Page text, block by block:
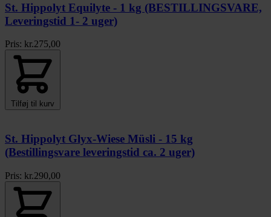
St. Hippolyt Equilyte - 1 kg (BESTILLINGSVARE,
Leveringstid 1- 2 uger)
Pris: kr.275,00
Tilføj til kurv
St. Hippolyt Glyx-Wiese Müsli - 15 kg
(Bestillingsvare leveringstid ca. 2 uger)
Pris: kr.290,00